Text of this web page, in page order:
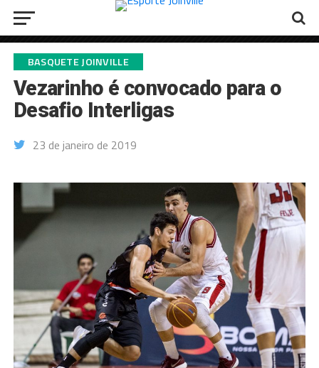
BASQUETE JOINVILLE
Vezarinho é convocado para o
Desafio Interligas
23 de janeiro de 2019